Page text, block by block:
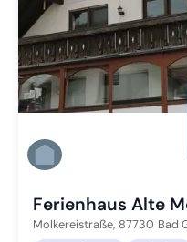
Ferienhaus Alte
Molkereistraße, 87730 Bad